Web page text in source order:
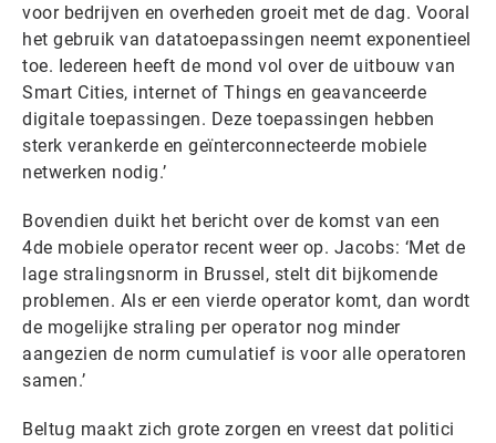
voor bedrijven en overheden groeit met de dag. Vooral
het gebruik van datatoepassingen neemt exponentieel
toe. Iedereen heeft de mond vol over de uitbouw van
Smart Cities, internet of Things en geavanceerde
digitale toepassingen. Deze toepassingen hebben
sterk verankerde en geïnterconnecteerde mobiele
netwerken nodig.’
Bovendien duikt het bericht over de komst van een
4de mobiele operator recent weer op. Jacobs: ‘Met de
lage stralingsnorm in Brussel, stelt dit bijkomende
problemen. Als er een vierde operator komt, dan wordt
de mogelijke straling per operator nog minder
aangezien de norm cumulatief is voor alle operatoren
samen.’
Beltug maakt zich grote zorgen en vreest dat politici